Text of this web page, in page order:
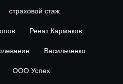
страховой стаж
Ренат Кармаков
Васильченко
ООО Успех